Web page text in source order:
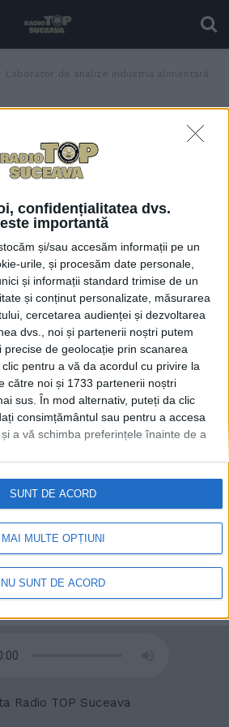
confidențialitatea dvs.
este importantă
și/sau accesăm informații pe un
urile, și procesăm date personale,
și informații standard trimise de un
și conținut personalizate, măsurarea
cercetarea audienței și dezvoltarea
dvs., noi și partenerii noștri putem
precise de geolocație prin scanarea
pentru a vă da acordul cu privire la
către noi și 1733 partenerii noștri
sus. În mod alternativ, puteți da clic
consimțământul sau pentru a accesa
a vă schimba preferințele înainte de a
în orice moment, revenind la acest site
"Confidențialitate" din partea de jos a
MAI MULTE OPȚIUNI
NU SUNT DE ACORD
SUNT DE ACORD
Laborator de analize industria alimentară
Laborator de analize
din industria alimentară,
lîngă aeroportul de la
Salcea. Laboratorul va
deveni funcțional în această
primăvară. O serie de
analize nu se regăsesc în
oferta altor laboratoare din
județele Suceava și Botoșani
5 DECEMBRIE, 2023
104 FM
Radio TOP Suceava